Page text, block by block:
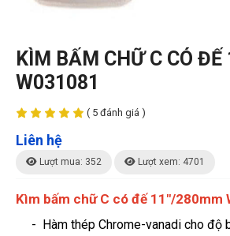
KÌM BẤM CHỮ C CÓ
W031081
( 5 đánh giá )
Liên hệ
Lượt mua: 352 Lượt xem: 4701
Kìm bấm chữ C có đế 11"/280mm
- Hàm thép Chrome-vanadi cho độ